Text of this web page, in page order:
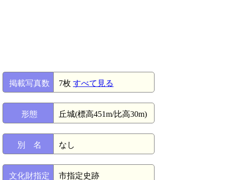
掲載写真数 7枚 すべて見る
形態 丘城(標高451m/比高30m)
別 名 なし
文化財指定 市指定史跡